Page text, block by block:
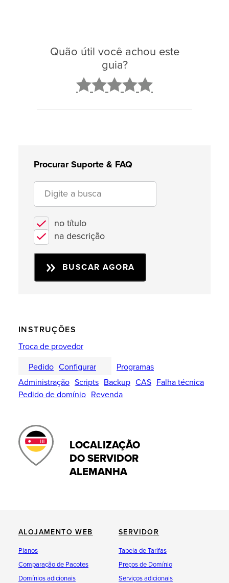
Quão útil você achou este
guia?
Procurar Suporte & FAQ
no título
na descrição
BUSCAR AGORA
INSTRUÇÕES
Troca de provedor
Pedido Configurar
Programas
Administração Scripts Backup CAS Falha técnica
Pedido de domínio Revenda
LOCALIZAÇÃO
DO SERVIDOR
ALEMANHA
ALOJAMENTO WEB
Planos
Comparação de Pacotes
Domínios adicionais
SERVIDOR
Tabela de Tarifas
Preços de Domínio
Serviços adicionais